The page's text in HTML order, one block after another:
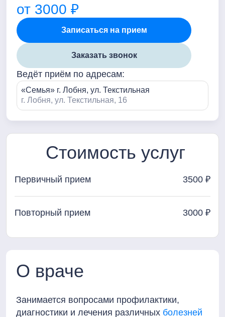
от 3000 ₽
Записаться на прием
Заказать звонок
Ведёт приём по адресам:
«Семья» г. Лобня, ул. Текстильная
г. Лобня, ул. Текстильная, 16
Стоимость услуг
Первичный прием 3500 ₽
Повторный прием 3000 ₽
О враче
Занимается вопросами профилактики,
диагностики и лечения различных болезней